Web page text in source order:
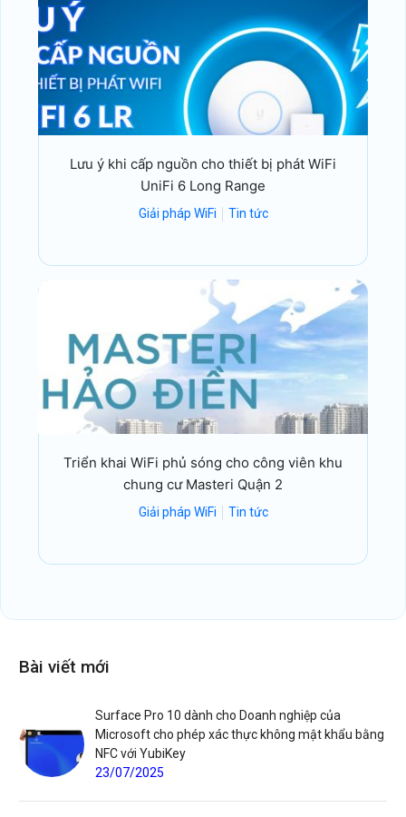
Lưu ý khi cấp nguồn cho thiết bị phát WiFi
UniFi 6 Long Range
Giải pháp WiFi Tin tức
Triển khai WiFi phủ sóng cho công viên khu
chung cư Masteri Quận 2
Giải pháp WiFi Tin tức
Bài viết mới
Surface Pro 10 dành cho Doanh nghiệp của
Microsoft cho phép xác thực không mật khẩu bằng
NFC với YubiKey
23/07/2025